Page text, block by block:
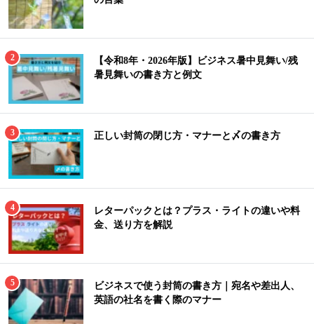
【令和8年・2026年版】ビジネス暑中見舞い/残
暑見舞いの書き方と例文
正しい封筒の閉じ方・マナーと〆の書き方
レターパックとは？プラス・ライトの違いや料
金、送り方を解説
ビジネスで使う封筒の書き方｜宛名や差出人、
英語の社名を書く際のマナー